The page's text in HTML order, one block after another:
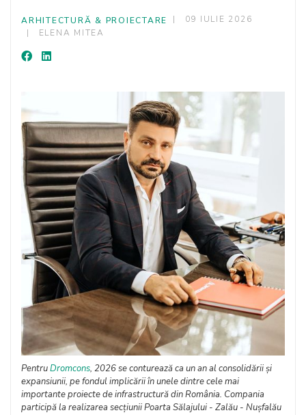
ARHITECTURĂ & PROIECTARE
09 IULIE 2026
ELENA MITEA
PentruDromcons, 2026 se conturează ca un an al consolidării și
expansiunii, pe fondul implicării în unele dintre cele mai
importante proiecte de infrastructură din România. Compania
participă la realizarea secțiunii Poarta Sălajului - Zalău - Nușfalău